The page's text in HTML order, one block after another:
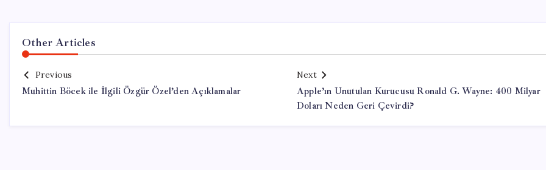
Other Articles
Previous
Muhittin Böcek ile İlgili Özgür Özel’den Açıklamalar
Next
Apple’ın Unutulan Kurucusu Ronald G. Wayne: 400 Milyar
Doları Neden Geri Çevirdi?